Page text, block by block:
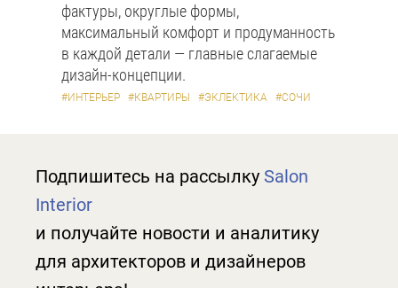
фактуры, округлые формы,
максимальный комфорт и продуманность
в каждой детали — главные слагаемые
дизайн-концепции.
#ИНТЕРЬЕР #КВАРТИРЫ #ЭКЛЕКТИКА #СОЧИ
Подпишитесь на рассылку Salon
Interior
и получайте новости и аналитику
для архитекторов и дизайнеров